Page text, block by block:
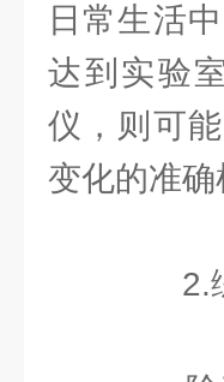
日常生活
达到实验
仪，则可
变化的准确
2.综